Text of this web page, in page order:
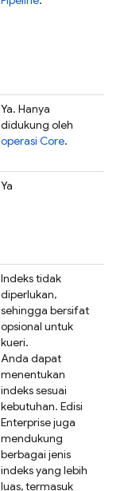
Ya. Hanya
didukung oleh
operasi Core.
Ya
Indeks tidak
diperlukan,
sehingga bersifat
opsional untuk
kueri.
Anda dapat
menentukan
indeks sesuai
kebutuhan. Edisi
Enterprise juga
mendukung
berbagai jenis
indeks yang lebih
luas, termasuk